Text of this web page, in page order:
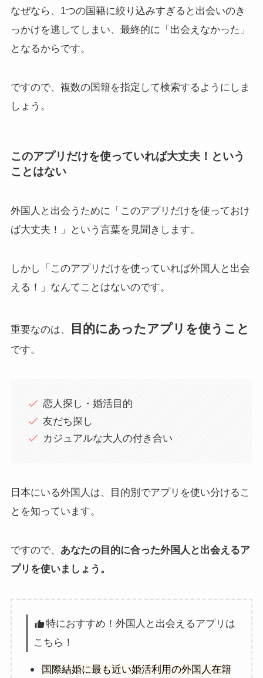
なぜなら、1つの国籍に絞り込みすぎると出会いのき
っかけを逃してしまい、最終的に「出会えなかった」
となるからです。
ですので、複数の国籍を指定して検索するようにしま
しょう。
このアプリだけを使っていれば大丈夫！という
ことはない
外国人と出会うために「このアプリだけを使っておけ
ば大丈夫！」という言葉を見聞きします。
しかし「このアプリだけを使っていれば外国人と出会
える！」なんてことはないのです。
重要なのは、 目的にあったアプリを使うこと
です。
恋人探し・婚活目的
友だち探し
カジュアルな大人の付き合い
日本にいる外国人は、目的別でアプリを使い分けるこ
とを知っています。
ですので、 あなたの目的に合った外国人と出会えるア
プリを使いましょう。
特におすすめ！外国人と出会えるアプリは
こちら！
国際結婚に最も近い婚活利用の外国人在籍